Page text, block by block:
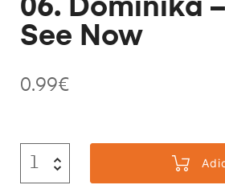
06. Dominika –
See Now
0.99€